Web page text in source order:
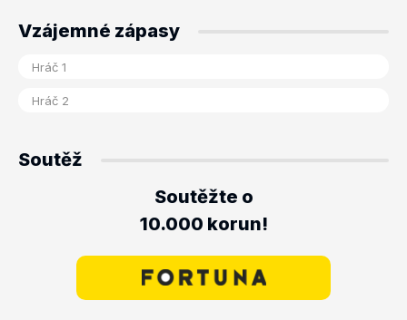
Vzájemné zápasy
Soutěž
Soutěžte o
10.000 korun!